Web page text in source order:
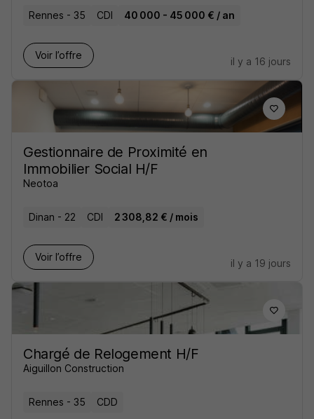
Rennes - 35 CDI 40 000 - 45 000 € / an
Voir l’offre
il y a 16 jours
Gestionnaire de Proximité en
Immobilier Social H/F
Neotoa
Dinan - 22 CDI 2 308,82 € / mois
Voir l’offre
il y a 19 jours
Chargé de Relogement H/F
Aiguillon Construction
Rennes - 35 CDD